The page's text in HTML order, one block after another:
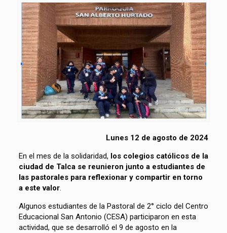
Lunes 12 de agosto de 2024
En el mes de la solidaridad,los colegios católicos de la
ciudad de Talca se reunieron junto a estudiantes de
las pastorales para reflexionar y compartir en torno
a este valor.
Algunos estudiantes de la Pastoral de 2° ciclo del Centro
Educacional San Antonio (CESA) participaron en esta
actividad, que se desarrolló el 9 de agosto en la